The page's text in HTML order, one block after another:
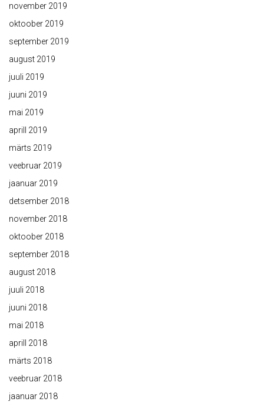
november 2019
oktoober 2019
september 2019
august 2019
juuli 2019
juuni 2019
mai 2019
aprill 2019
märts 2019
veebruar 2019
jaanuar 2019
detsember 2018
november 2018
oktoober 2018
september 2018
august 2018
juuli 2018
juuni 2018
mai 2018
aprill 2018
märts 2018
veebruar 2018
jaanuar 2018